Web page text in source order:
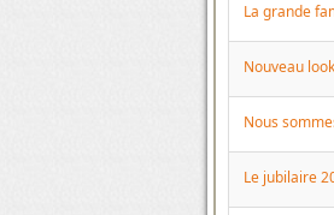
La grande
Nouveau
Nous
Le jubilaire